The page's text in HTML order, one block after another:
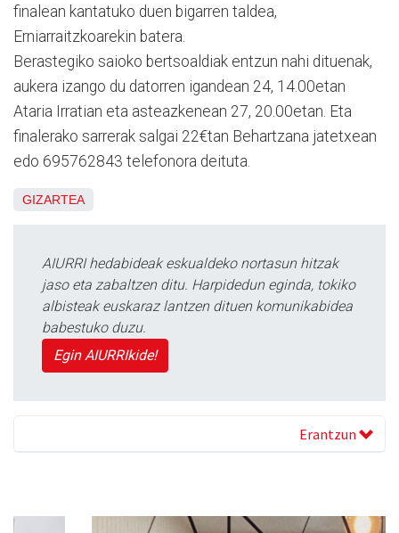
finalean kantatuko duen bigarren taldea,
Erniarraitzkoarekin batera.
Berastegiko saioko bertsoaldiak entzun nahi dituenak,
aukera izango du datorren igandean 24, 14.00etan
Ataria Irratian eta asteazkenean 27, 20.00etan. Eta
finalerako sarrerak salgai 22€tan Behartzana jatetxean
edo 695762843 telefonora deituta.
GIZARTEA
AIURRI hedabideak eskualdeko nortasun hitzak
jaso eta zabaltzen ditu. Harpidedun eginda, tokiko
albisteak euskaraz lantzen dituen komunikabidea
babestuko duzu.
Egin AIURRIkide!
Erantzun